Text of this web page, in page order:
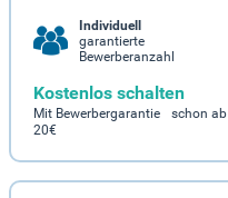
Individuell
garantierte
Bewerberanzahl
Kostenlos schalten
Mit Bewerbergarantie schon ab
20€